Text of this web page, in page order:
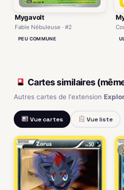
Mygavolt
Fable Nébuleuse · #2
PEU COMMUNE
Cartes similaires
Autres cartes de l'extension
Vue cartes Vue liste